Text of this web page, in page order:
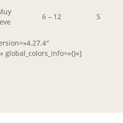
6 – 12 S
global_colors_info=»{}»]